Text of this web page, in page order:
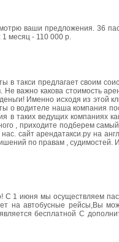
ваши предложения. 36
месяц - 110 000 р.
в такси предлагает своим
важно какова стоимость
Именно исходя из этой
о водителе наша компания
таких ведущих компаниях
, приходите подберем
сайт арендатакси.ру на
по правам , судимостей.
С 1 июня мы осуществляем
на автобусные рейсы,Вы
бесплатной С